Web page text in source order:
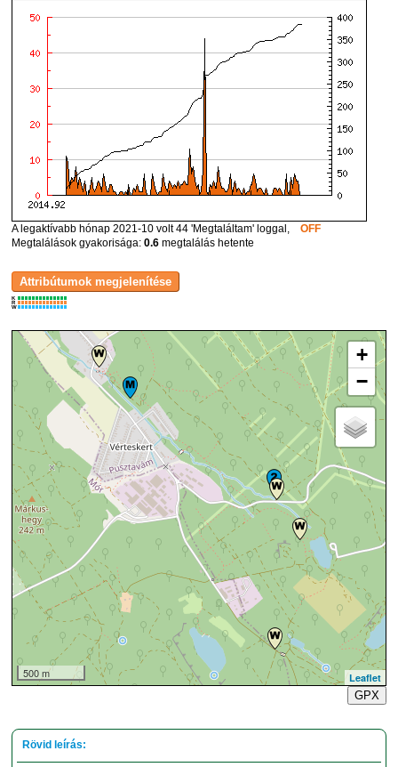
A legaktívabb hónap 2021-10 volt 44 'Megtaláltam' loggal,OFF
Megtalálások gyakorisága:0.6 megtalálás hetente
K
R
W
+
−
500 m
Leaflet
GPX